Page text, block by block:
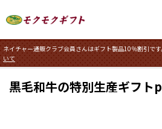
ネイチャー通販クラブ会員さんはギフト製品10％割引です
いて
黒毛和牛の特別生産ギフト